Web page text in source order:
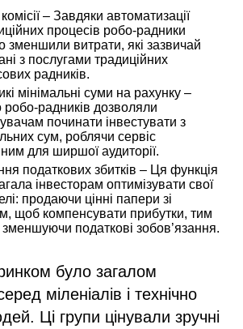
– Завдяки автоматизації
процесів робо-радники
зменшили витрати, які зазвичай
з послугами традиційних
радників.
мінімальні суми на рахунку –
робо-радників дозволяли
починати інвестувати з
сум, роблячи сервіс
для ширшої аудиторії.
податкових збитків – Ця функція
інвесторам оптимізувати свої
продаючи цінні папери зі
щоб компенсувати прибутки, тим
податкові зобов’язання.
було загалом
міленіалів і технічно
Ці групи цінували зручні